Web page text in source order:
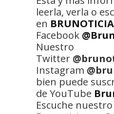
leerla, verla o
en
Facebook
Nuestro
Twitter
Instagram
bien puede
de YouTube
Escuche